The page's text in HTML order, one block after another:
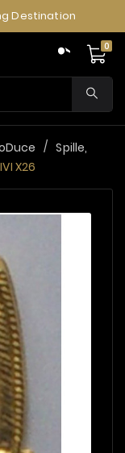
Destination
0
Spille,
X26